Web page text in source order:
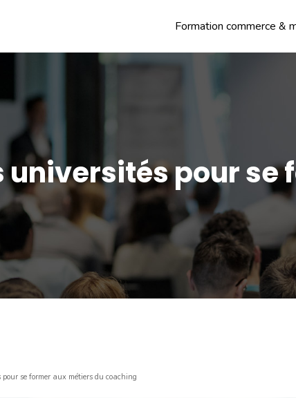
Formation commerce &
universités pour
pour se former aux métiers du coaching